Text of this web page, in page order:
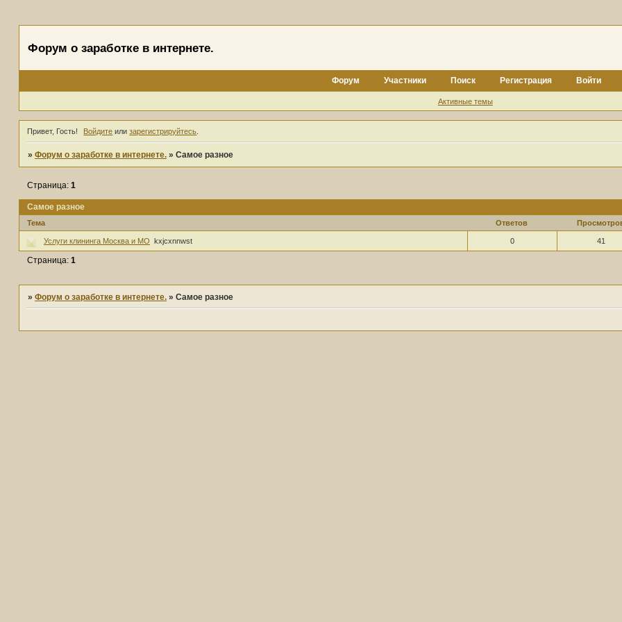
Форум о заработке в интернете.
Форум Участники Поиск Регистрация Войти
Активные темы
Привет, Гость! Войдите илизарегистрируйтесь
» Форум о заработке в интернете. » Самое разное
Самое разное
Страница: 1
Тема Ответов
Услуги клининга Москва и МО kxjcxnnwst 0 41
Страница: 1
» Форум о заработке в интернете. » Самое разное